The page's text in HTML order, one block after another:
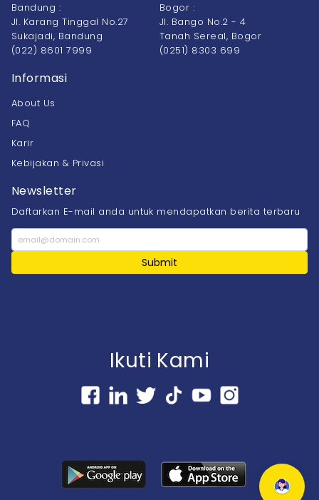
Bandung :
Jl. Karang Tinggal No.27
Sukajadi, Bandung
(022) 8601 7999
Bogor :
Jl. Bango No.2 - 4
Tanah Sereal, Bogor
(0251) 8303 699
Informasi
About Us
FAQ
Karir
Kebijakan & Privasi
Newsletter
Daftarkan E-mail anda untuk mendapatkan berita terbaru
Submit
Ikuti Kami